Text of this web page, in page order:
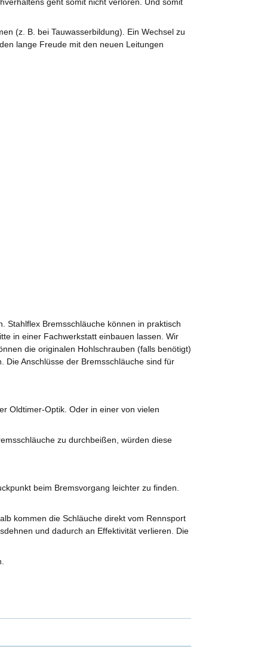
(z. B. bei Tauwasserbildung). Ein Wechsel zu
lange Freude mit den neuen Leitungen
Stahlflex Bremsschläuche können in praktisch
in einer Fachwerkstatt einbauen lassen. Wir
die originalen Hohlschrauben (falls benötigt)
Anschlüsse der Bremsschläuche sind für
Oldtimer-Optik. Oder in einer von vielen
zu durchbeißen, würden diese
beim Bremsvorgang leichter zu finden.
kommen die Schläuche direkt vom Rennsport
und dadurch an Effektivität verlieren. Die